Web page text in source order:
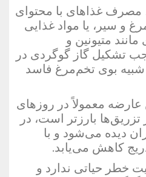
مصرف غذاهای با محتوای
و سیر، یا مواد غذایی
متیونین و
تشکیل گاز گوگردی در
بوی تخم‌مرغ فاسد
عارضه معمولاً در روزهای
بارزتر است، در
بیماران دیده می‌شود و با
کاهش می‌یابد.
خطر حیاتی ندارد و